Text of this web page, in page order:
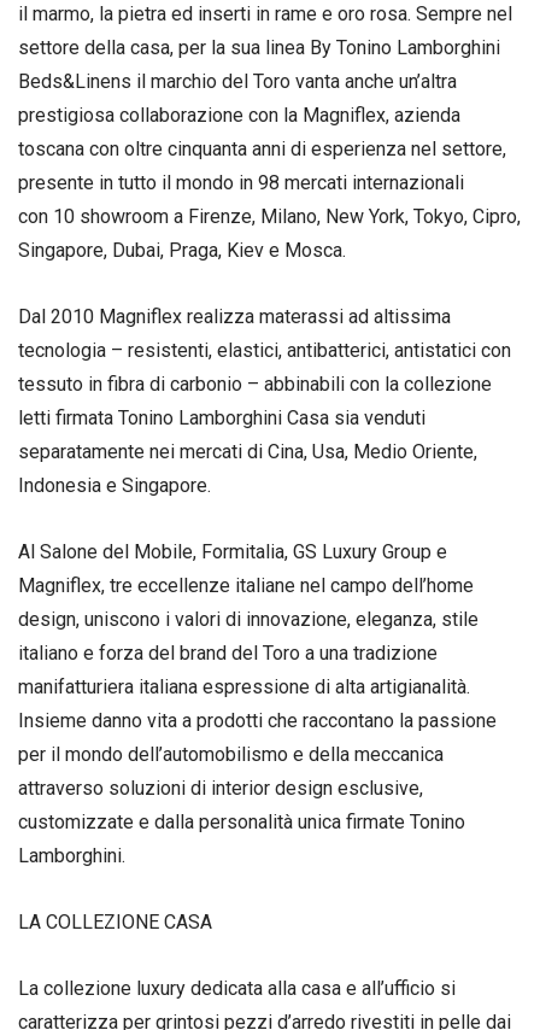
il marmo, la pietra ed inserti in rame e oro rosa. Sempre nel
settore della casa, per la sua linea By Tonino Lamborghini
Beds&Linens il marchio del Toro vanta anche un’altra
prestigiosa collaborazione con la Magniflex, azienda
toscana con oltre cinquanta anni di esperienza nel settore,
presente in tutto il mondo in 98 mercati internazionali
con 10 showroom a Firenze, Milano, New York, Tokyo, Cipro,
Singapore, Dubai, Praga, Kiev e Mosca.
Dal 2010 Magniflex realizza materassi ad altissima
tecnologia – resistenti, elastici, antibatterici, antistatici con
tessuto in fibra di carbonio – abbinabili con la collezione
letti firmata Tonino Lamborghini Casa sia venduti
separatamente nei mercati di Cina, Usa, Medio Oriente,
Indonesia e Singapore.
Al Salone del Mobile, Formitalia, GS Luxury Group e
Magniflex, tre eccellenze italiane nel campo dell’home
design, uniscono i valori di innovazione, eleganza, stile
italiano e forza del brand del Toro a una tradizione
manifatturiera italiana espressione di alta artigianalità.
Insieme danno vita a prodotti che raccontano la passione
per il mondo dell’automobilismo e della meccanica
attraverso soluzioni di interior design esclusive,
customizzate e dalla personalità unica firmate Tonino
Lamborghini.
LA COLLEZIONE CASA
La collezione luxury dedicata alla casa e all’ufficio si
caratterizza per grintosi pezzi d’arredo rivestiti in pelle dai